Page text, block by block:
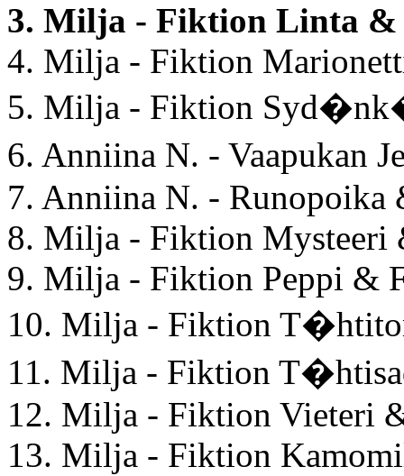
3. Milja - Fiktion Linta
4. Milja - Fiktion
5. Milja - Fiktion
6. Anniina N. -
7. Anniina N. -
8. Milja - Fiktion Mysteeri
9. Milja - Fiktion Peppi &
10. Milja - Fiktion
11. Milja - Fiktion
12. Milja - Fiktion Vieteri
13. Milja - Fiktion